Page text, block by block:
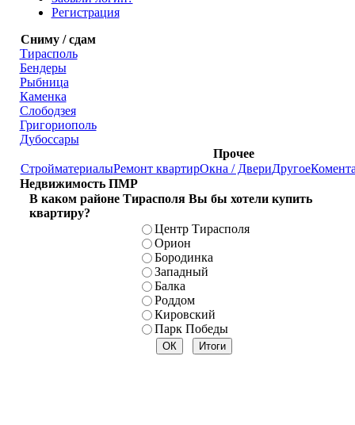
Регистрация
Сниму / сдам
Тирасполь
Бендеры
Рыбница
Каменка
Слободзея
Григориополь
Дубоссары
Прочее
СтройматериалыРемонт квартирОкна / ДвериДругое
Недвижимость ПМР
В каком районе Тирасполя Вы бы хотели купить
квартиру?
Центр Тирасполя
Орион
Бородинка
Западный
Балка
Роддом
Кировский
Парк Победы